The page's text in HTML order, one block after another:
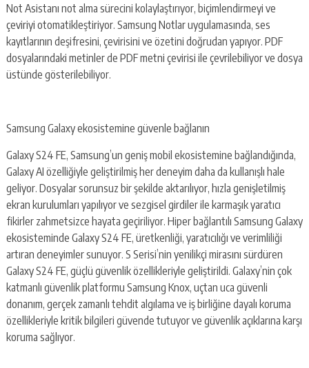
Not Asistanı not alma sürecini kolaylaştırıyor, biçimlendirmeyi ve
çeviriyi otomatikleştiriyor. Samsung Notlar uygulamasında, ses
kayıtlarının deşifresini, çevirisini ve özetini doğrudan yapıyor. PDF
dosyalarındaki metinler de PDF metni çevirisi ile çevrilebiliyor ve dosya
üstünde gösterilebiliyor.
Samsung Galaxy ekosistemine güvenle bağlanın
Galaxy S24 FE, Samsung’un geniş mobil ekosistemine bağlandığında,
Galaxy AI özelliğiyle geliştirilmiş her deneyim daha da kullanışlı hale
geliyor. Dosyalar sorunsuz bir şekilde aktarılıyor, hızla genişletilmiş
ekran kurulumları yapılıyor ve sezgisel girdiler ile karmaşık yaratıcı
fikirler zahmetsizce hayata geçiriliyor. Hiper bağlantılı Samsung Galaxy
ekosisteminde Galaxy S24 FE, üretkenliği, yaratıcılığı ve verimliliği
artıran deneyimler sunuyor. S Serisi’nin yenilikçi mirasını sürdüren
Galaxy S24 FE, güçlü güvenlik özellikleriyle geliştirildi. Galaxy’nin çok
katmanlı güvenlik platformu Samsung Knox, uçtan uca güvenli
donanım, gerçek zamanlı tehdit algılama ve iş birliğine dayalı koruma
özellikleriyle kritik bilgileri güvende tutuyor ve güvenlik açıklarına karşı
koruma sağlıyor.